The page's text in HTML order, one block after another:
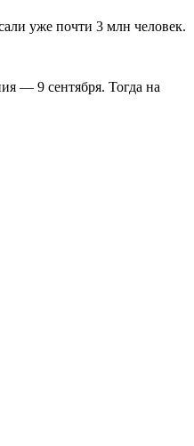
уже почти 3 млн человек.
— 9 сентября. Тогда на